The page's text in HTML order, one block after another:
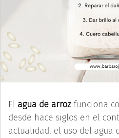
El agua de arroz funciona
desde hace siglos en el
actualidad, el uso del agua